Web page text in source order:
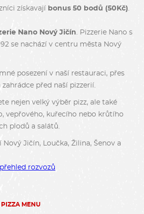
získavají bonus 50 bodů (50Kč)
Nano Nový Jičín . Pizzerie Nano s
se nachází v centru města Nový
posezení v naší restauraci, přes
před naší pizzerií.
nejen velký výběr pizz, ale také
vepřového, kuřecího nebo krůtího
plodů a salátů.
Nový Jičín, Loučka, Žilina, Šenov a
rozvozů
PIZZA MENU